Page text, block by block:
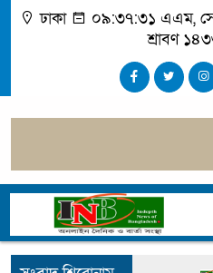
ঢাকা ০৯:৩৭:৩২ এএম,
শ্রাবণ